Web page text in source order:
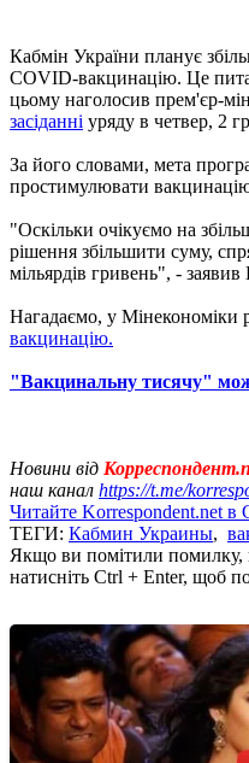
Кабмін України планує
COVID-вакцинацію. Це
цьому наголосив прем'єр-
засіданні уряду в четвер, 2
За його словами, мета
простимулювати
"Оскільки очікуємо на
рішення збільшити суму,
мільярдів гривень", -
Нагадаємо, у Мінекономіки
вакцинацію.
"Вакцинальну тисячу"
Новини від
наш канал https://t.me/
Читайте Korrespondent.net в
ТЕГИ: Кабмин Украины,
Якщо ви помітили помилку,
натисніть Ctrl + Enter, щоб